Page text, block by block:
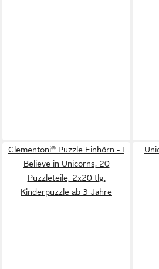
Clementoni® Puzzle Einhörn - I
Believe in Unicorns, 20
Puzzleteile, 2x20 tlg.
Kinderpuzzle ab 3 Jahre